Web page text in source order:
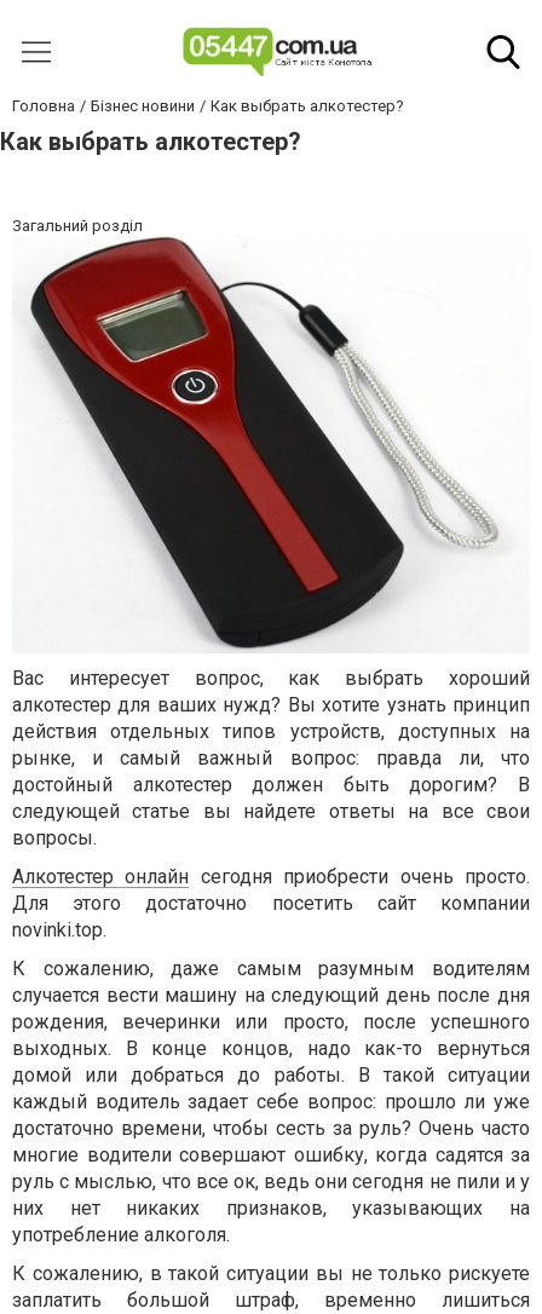
Головна Бізнес новини Как выбрать алкотестер?
Как выбрать алкотестер?
Загальний розділ
Вас интересует вопрос, как выбрать хороший
алкотестер для ваших нужд? Вы хотите узнать принцип
действия отдельных типов устройств, доступных на
рынке, и самый важный вопрос: правда ли, что
достойный алкотестер должен быть дорогим? В
следующей статье вы найдете ответы на все свои
вопросы.
Алкотестер онлайн сегодня приобрести очень просто.
Для этого достаточно посетить сайт компании
novinki.top.
К сожалению, даже самым разумным водителям
случается вести машину на следующий день после дня
рождения, вечеринки или просто, после успешного
выходных. В конце концов, надо как-то вернуться
домой или добраться до работы. В такой ситуации
каждый водитель задает себе вопрос: прошло ли уже
достаточно времени, чтобы сесть за руль? Очень часто
многие водители совершают ошибку, когда садятся за
руль с мыслью, что все ок, ведь они сегодня не пили и у
них нет никаких признаков, указывающих на
употребление алкоголя.
К сожалению, в такой ситуации вы не только рискуете
заплатить большой штраф, временно лишиться